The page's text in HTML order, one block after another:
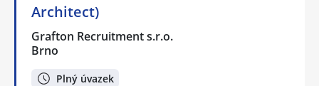
Architect)
Grafton Recruitment s.r.o.
Brno
Plný úvazek